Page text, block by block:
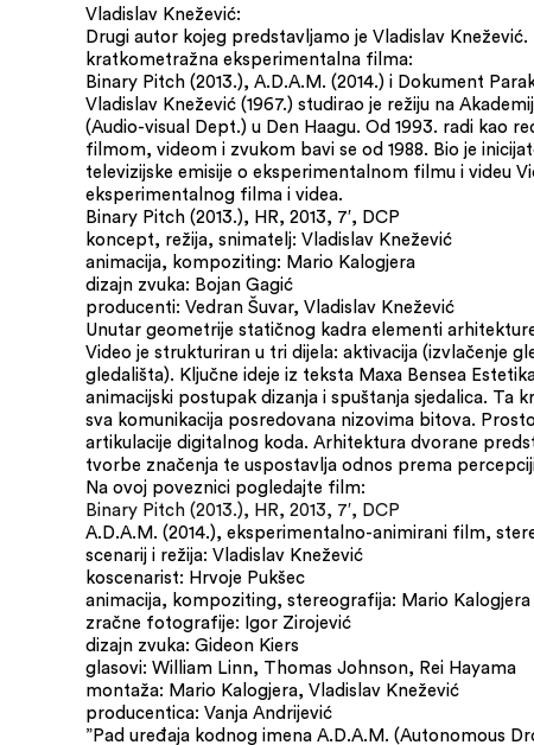
Vladislav Knežević:
Drugi autor kojeg predstavljamo je Vladislav
kratkometražna eksperimentalna filma:
Binary Pitch (2013.), A.D.A.M. (2014.) i Dokument
Vladislav Knežević (1967.) studirao je režiju na
(Audio-visual Dept.) u Den Haagu. Od 1993. radi kao
filmom, videom i zvukom bavi se od 1988. Bio je
televizijske emisije o eksperimentalnom filmu i videu
eksperimentalnog filma i videa.
Binary Pitch (2013.), HR, 2013, 7′, DCP
koncept, režija, snimatelj: Vladislav Knežević
animacija, kompoziting: Mario Kalogjera
dizajn zvuka: Bojan Gagić
producenti: Vedran Šuvar, Vladislav Knežević
Unutar geometrije statičnog kadra elementi
Video je strukturiran u tri dijela: aktivacija (izvlačenje
gledališta). Ključne ideje iz teksta Maxa Bensea
animacijski postupak dizanja i spuštanja sjedalica. Ta
sva komunikacija posredovana nizovima bitova.
artikulacije digitalnog koda. Arhitektura dvorane
tvorbe značenja te uspostavlja odnos prema
Na ovoj poveznici pogledajte film:
Binary Pitch (2013.), HR, 2013, 7′, DCP
A.D.A.M. (2014.), eksperimentalno-animirani film,
scenarij i režija: Vladislav Knežević
koscenarist: Hrvoje Pukšec
animacija, kompoziting, stereografija: Mario Kalogjera
zračne fotografije: Igor Zirojević
dizajn zvuka: Gideon Kiers
glasovi: William Linn, Thomas Johnson, Rei Hayama
montaža: Mario Kalogjera, Vladislav Knežević
producentica: Vanja Andrijević
”Pad uređaja kodnog imena A.D.A.M. (Autonomous